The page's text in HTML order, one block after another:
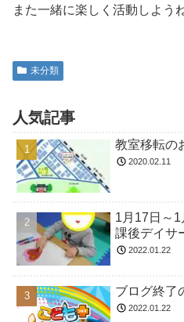
また一緒に楽しく活動しよう
未分類
人気記事
教室移転の
2020.02.11
1月17日～
課後デイ
2022.01.22
ブログ終了
2022.01.22